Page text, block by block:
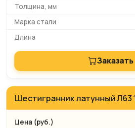
Заказать
Шестигранник латунный Л63